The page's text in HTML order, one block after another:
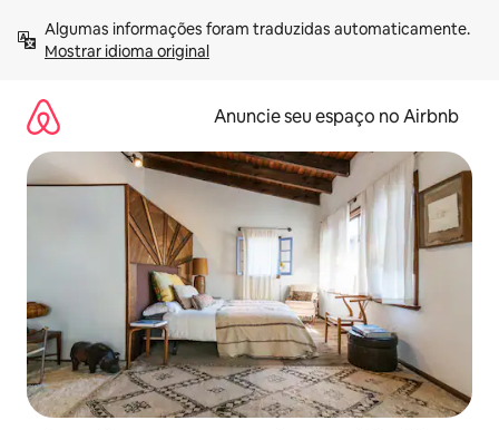
para
Mostrar idioma original
Anuncie seu espaço no Airbnb